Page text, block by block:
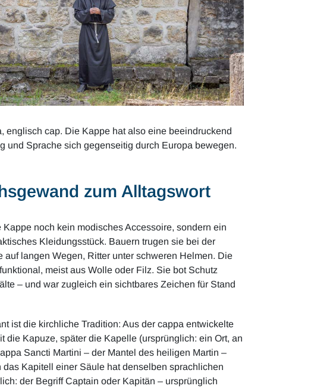
cap. Die Kappe hat also eine beeindruckend
und Sprache sich gegenseitig durch Europa bewegen.
zum Alltagswort
Kappe noch kein modisches Accessoire, sondern ein
Kleidungsstück. Bauern trugen sie bei der
auf langen Wegen, Ritter unter schweren Helmen. Die
meist aus Wolle oder Filz. Sie bot Schutz
– und war zugleich ein sichtbares Zeichen für Stand
ist die kirchliche Tradition: Aus der cappa entwickelte
die Kapuze, später die Kapelle (ursprünglich: ein Ort, an
Sancti Martini – der Mantel des heiligen Martin –
das Kapitell einer Säule hat denselben sprachlichen
der Begriff Captain oder Kapitän – ursprünglich